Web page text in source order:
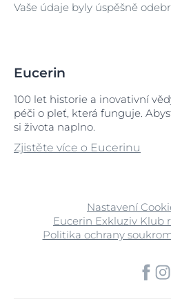
Vaše údaje byly úspěšně
Eucerin
100 let historie a inovativní
péči o pleť, která funguje.
si života naplno.
Zjistěte více o Eucerinu
Nastavení
Eucerin Exkluziv Klub
Politika ochrany